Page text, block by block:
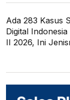
Ada 283 Kasus
Digital
II 2026, Ini